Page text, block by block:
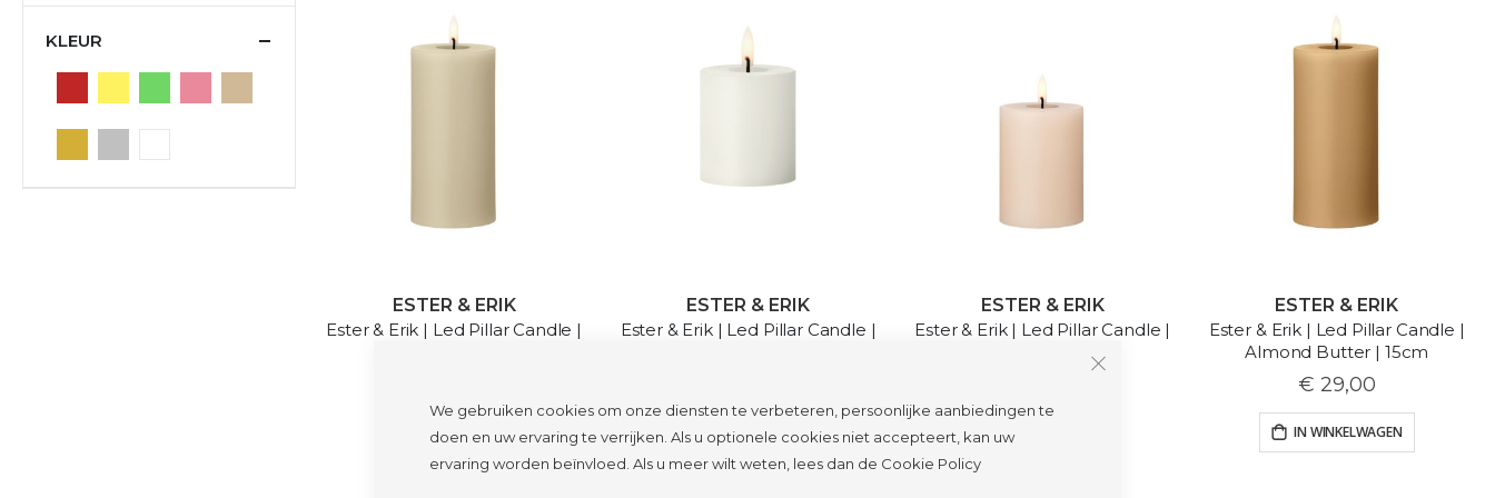
We gebruiken cookies om onze diensten te verbeteren, persoonlijke aanbiedingen te
doen en uw ervaring te verrijken. Als u optionele cookies niet accepteert, kan uw
ervaring worden beïnvloed. Als u meer wilt weten, lees dan de Cookie Policy
ESTER & ERIK
Ester & Erik | Led Pillar Candle |
IN WINKELWAGEN
ESTER & ERIK
Ester & Erik | Led Pillar Candle |
IN WINKELWAGEN
ESTER & ERIK
Ester & Erik | Led Pillar Candle |
Ice Latte | 10cm
IN WINKELWAGEN
ESTER & ERIK
Ester & Erik | Led Pillar Candle |
Almond Butter | 15cm
€ 29,00
IN WINKELWAGEN
KLEUR